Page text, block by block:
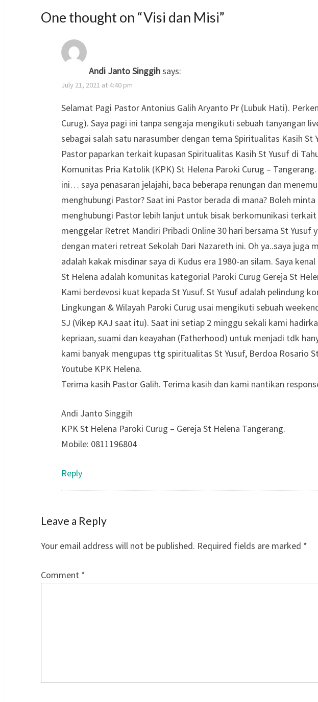
One thought on “Visi dan Misi”
Andi Janto Singgihsays:
July 21, 2021 at 4:40 pm
Selamat Pagi Pastor Antonius Galih Aryanto Pr (Lubuk Hati).
Curug). Saya pagi ini tanpa sengaja mengikuti sebuah tanyangan
sebagai salah satu narasumber dengan tema Spiritualitas Kasih
Pastor paparkan terkait kupasan Spiritualitas Kasih St Yusuf di
Komunitas Pria Katolik (KPK) St Helena Paroki Curug –
ini… saya penasaran jelajahi, baca beberapa renungan dan
menghubungi Pastor? Saat ini Pastor berada di mana? Boleh
menghubungi Pastor lebih lanjut untuk bisak berkomunikasi
menggelar Retret Mandiri Pribadi Online 30 hari bersama St
dengan materi retreat Sekolah Dari Nazareth ini. Oh ya..saya
adalah kakak misdinar saya di Kudus era 1980-an silam. Saya
St Helena adalah komunitas kategorial Paroki Curug Gereja St
Kami berdevosi kuat kepada St Yusuf. St Yusuf adalah pelindung
Lingkungan & Wilayah Paroki Curug usai mengikuti sebuah
SJ (Vikep KAJ saat itu). Saat ini setiap 2 minggu sekali kami
kepriaan, suami dan keayahan (Fatherhood) untuk menjadi tdk
kami banyak mengupas ttg spiritualitas St Yusuf, Berdoa Rosario
Youtube KPK Helena.
Terima kasih Pastor Galih. Terima kasih dan kami nantikan
Andi Janto Singgih
KPK St Helena Paroki Curug – Gereja St Helena Tangerang.
Mobile: 0811196804
Reply
Leave a Reply
Your email address will not be published. Required fields are marked *
Comment *